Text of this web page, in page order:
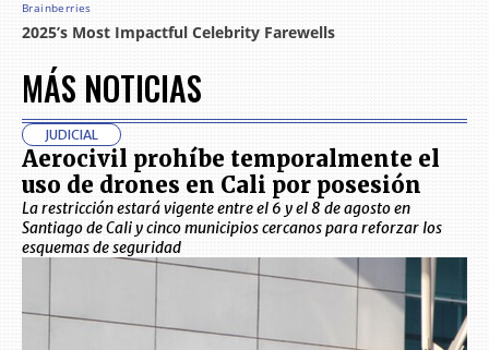
MÁS NOTICIAS
JUDICIAL
Aerocivil prohíbe temporalmente el
uso de drones en Cali por posesión
La restricción estará vigente entre el 6 y el 8 de agosto en
Santiago de Cali y cinco municipios cercanos para reforzar los
esquemas de seguridad